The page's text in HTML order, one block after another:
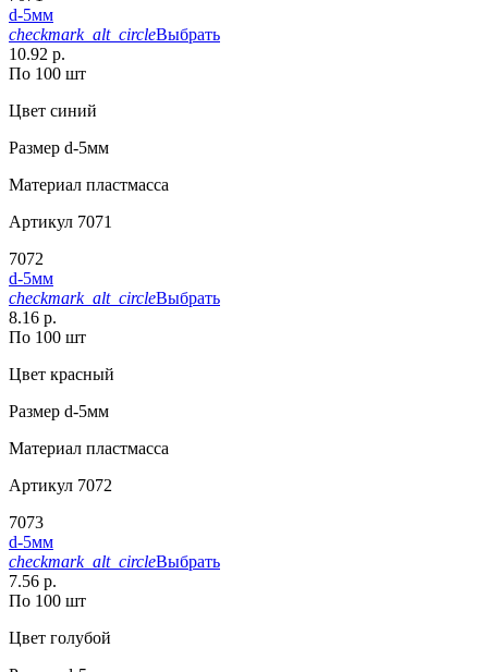
d-5мм
checkmark_alt_circleВыбрать
10.92 р.
По 100 шт
Цвет синий
Размер d-5мм
Материал пластмасса
Артикул 7071
7072
d-5мм
checkmark_alt_circleВыбрать
8.16 р.
По 100 шт
Цвет красный
Размер d-5мм
Материал пластмасса
Артикул 7072
7073
d-5мм
checkmark_alt_circleВыбрать
7.56 р.
По 100 шт
Цвет голубой